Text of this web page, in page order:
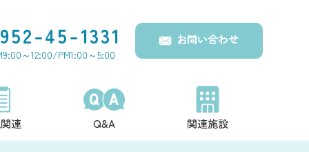
45-1331
～12:00/PM1:00～5:00
お問い合わせ
連 Q&A 関連施設